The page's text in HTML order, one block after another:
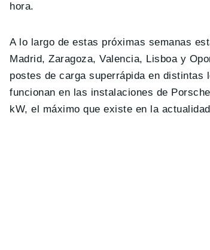
hora.
A lo largo de estas próximas semanas
Madrid, Zaragoza, Valencia, Lisboa y
postes de carga superrápida en
funcionan en las instalaciones de
kW, el máximo que existe en la